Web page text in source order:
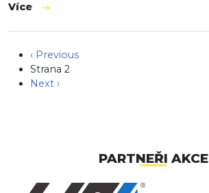
Více
Pagination
Předchozí stránka
‹ Previous
Strana 2
Následující stránka
Next ›
PARTNEŘI AKCE